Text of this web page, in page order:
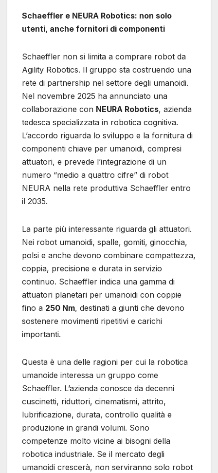
Schaeffler e NEURA Robotics: non solo
utenti, anche fornitori di componenti
Schaeffler non si limita a comprare robot da
Agility Robotics. Il gruppo sta costruendo una
rete di partnership nel settore degli umanoidi.
Nel novembre 2025 ha annunciato una
collaborazione con NEURA Robotics, azienda
tedesca specializzata in robotica cognitiva.
L’accordo riguarda lo sviluppo e la fornitura di
componenti chiave per umanoidi, compresi
attuatori, e prevede l’integrazione di un
numero “medio a quattro cifre” di robot
NEURA nella rete produttiva Schaeffler entro
il 2035.
La parte più interessante riguarda gli attuatori.
Nei robot umanoidi, spalle, gomiti, ginocchia,
polsi e anche devono combinare compattezza,
coppia, precisione e durata in servizio
continuo. Schaeffler indica una gamma di
attuatori planetari per umanoidi con coppie
fino a 250 Nm, destinati a giunti che devono
sostenere movimenti ripetitivi e carichi
importanti.
Questa è una delle ragioni per cui la robotica
umanoide interessa un gruppo come
Schaeffler. L’azienda conosce da decenni
cuscinetti, riduttori, cinematismi, attrito,
lubrificazione, durata, controllo qualità e
produzione in grandi volumi. Sono
competenze molto vicine ai bisogni della
robotica industriale. Se il mercato degli
umanoidi crescerà, non serviranno solo robot